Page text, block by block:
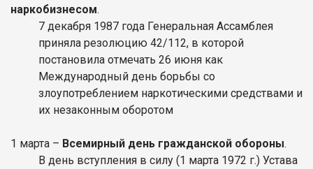
наркобизнесом.
7 декабря 1987 года Генеральная Ассамблея
приняла резолюцию 42/112, в которой
постановила отмечать 26 июня как
Международный день борьбы со
злоупотреблением наркотическими средствами и
их незаконным оборотом
1 марта – Всемирный день гражданской обороны.
В день вступления в силу (1 марта 1972 г.) Устава